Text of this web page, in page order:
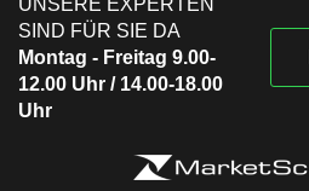
UNSERE EXPERTEN
SIND FÜR SIE DA
Montag - Freitag 9.00-
12.00 Uhr / 14.00-18.00
Uhr